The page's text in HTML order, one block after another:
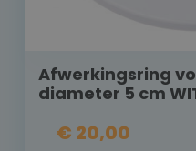
Afwerkingsring
diameter 5 cm
€ 20,00